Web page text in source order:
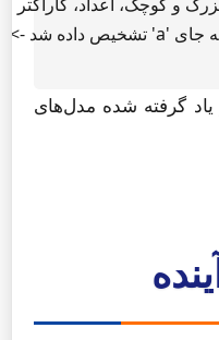
یاد گرفته شده مدل‌های